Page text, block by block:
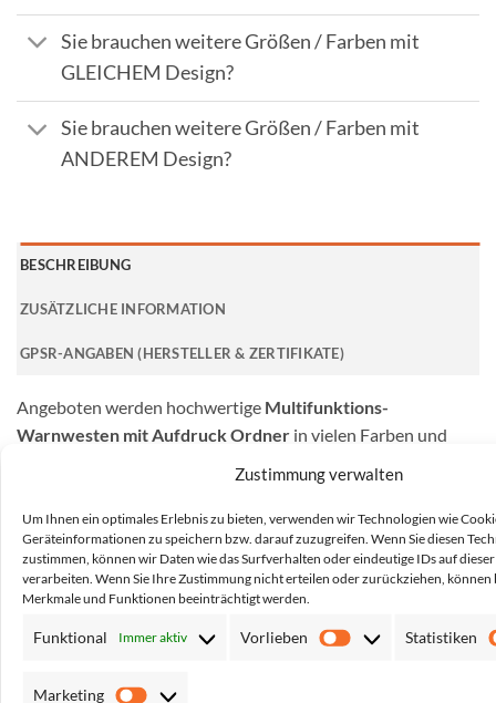
Zustimmung verwalten
Um Ihnen ein optimales Erlebnis zu bieten, verwenden wir Technologien wie
Geräteinformationen zu speichern bzw. darauf zuzugreifen. Wenn Sie diesen
zustimmen, können wir Daten wie das Surfverhalten oder eindeutige IDs auf
verarbeiten. Wenn Sie Ihre Zustimmung nicht erteilen oder zurückziehen, können
Merkmale und Funktionen beeinträchtigt werden.
Funktional Immer aktiv Vorlieben
Vorlieben
Statistiken
Marketing
Sie brauchen weitere Größen / Farben mit
GLEICHEM Design?
Sie brauchen weitere Größen / Farben mit
ANDEREM Design?
BESCHREIBUNG
ZUSÄTZLICHE INFORMATION
GPSR-ANGABEN (HERSTELLER & ZERTIFIKATE)
Angeboten werden hochwertige Multifunktions-
Warnwesten mit Aufdruck Ordner in vielen Farben und
Ausweis-Sichtfenster und drei Leuchtstreifen. Bedruckt sind
die Westen mit dem Begriff Security – es können aber über
denKonfigurator auch abweichende Begriffe gewählt
werden, ebenso wie bspw. ein Firmenname addiert werden
kann.
Anders als unsere regulären Warnwesten sind die